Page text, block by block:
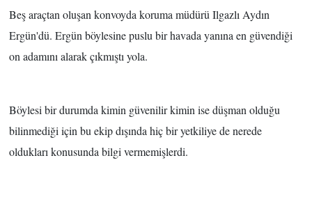
Beş araçtan oluşan konvoyda koruma müdürü Ilgazlı Aydın
Ergün'dü. Ergün böylesine puslu bir havada yanına en güvendiği
on adamını alarak çıkmıştı yola.
Böylesi bir durumda kimin güvenilir kimin ise düşman olduğu
bilinmediği için bu ekip dışında hiç bir yetkiliye de nerede
oldukları konusunda bilgi vermemişlerdi.